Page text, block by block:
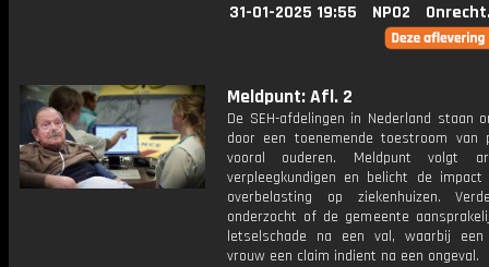
31-01-2025 19:55 NPO2
Meldpunt: Afl. 2
De SEH-afdelingen in Nederland staan
door een toenemende toestroom van
vooral ouderen. Meldpunt volgt
verpleegkundigen en belicht de impact
overbelasting op ziekenhuizen.
onderzocht of de gemeente
letselschade na een val, waarbij een
vrouw een claim indient na een ongeval.